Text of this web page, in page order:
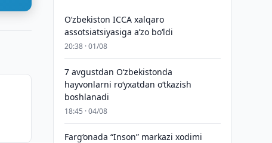
O‘zbekiston ICCA xalqaro
assotsiatsiyasiga aʼzo bo‘ldi
20:38 · 01/08
7 avgustdan O‘zbekistonda
hayvonlarni ro‘yxatdan o‘tkazish
boshlanadi
18:45 · 04/08
Farg‘onada “Inson” markazi xodimi